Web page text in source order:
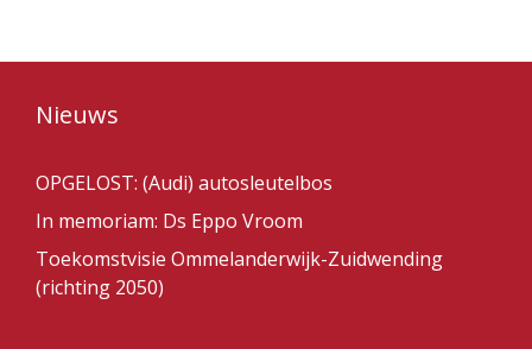
Nieuws
OPGELOST: (Audi) autosleutelbos
In memoriam: Ds Eppo Vroom
Toekomstvisie Ommelanderwijk-Zuidwending
(richting 2050)